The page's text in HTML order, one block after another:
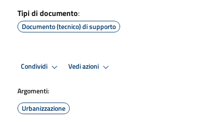
Tipi di documento:
Documento (tecnico) di supporto
Condividi Vedi azioni
Argomenti:
Urbanizzazione